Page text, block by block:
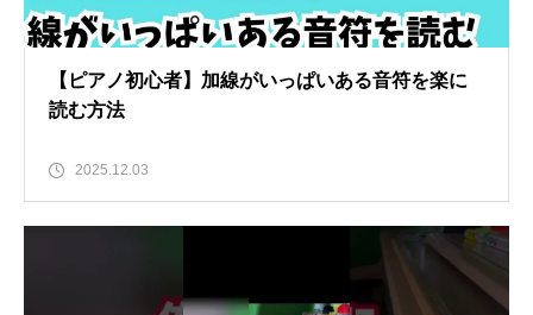
【ピアノ初心者】加線がいっぱいある音符を楽に
読む方法
2025.12.03